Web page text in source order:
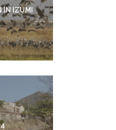
IN IZUMI